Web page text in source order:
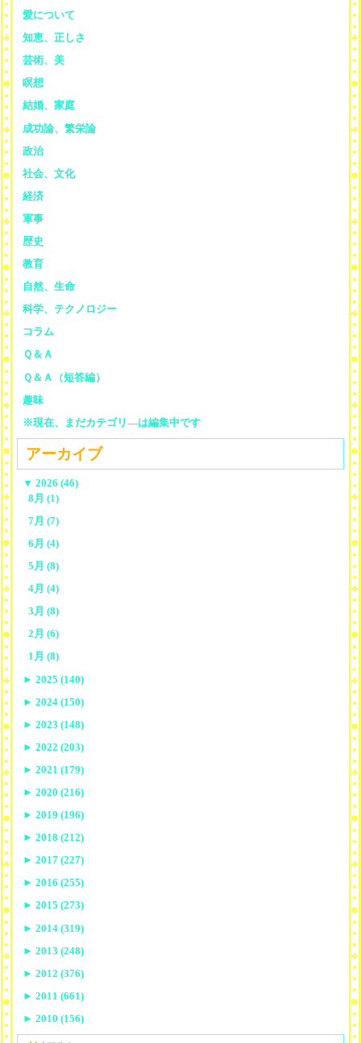
愛について
知恵、正しさ
芸術、美
瞑想
結婚、家庭
成功論、繁栄論
政治
社会、文化
経済
軍事
歴史
教育
自然、生命
科学、テクノロジー
コラム
Ｑ＆Ａ
Ｑ＆Ａ（短答編）
趣味
※現在、まだカテゴリ—は編集中です
アーカイブ
▼ 2026 (46)
8月 (1)
7月 (7)
6月 (4)
5月 (8)
4月 (4)
3月 (8)
2月 (6)
1月 (8)
► 2025 (140)
► 2024 (150)
► 2023 (148)
► 2022 (203)
► 2021 (179)
► 2020 (216)
► 2019 (196)
► 2018 (212)
► 2017 (227)
► 2016 (255)
► 2015 (273)
► 2014 (319)
► 2013 (248)
► 2012 (376)
► 2011 (661)
► 2010 (156)